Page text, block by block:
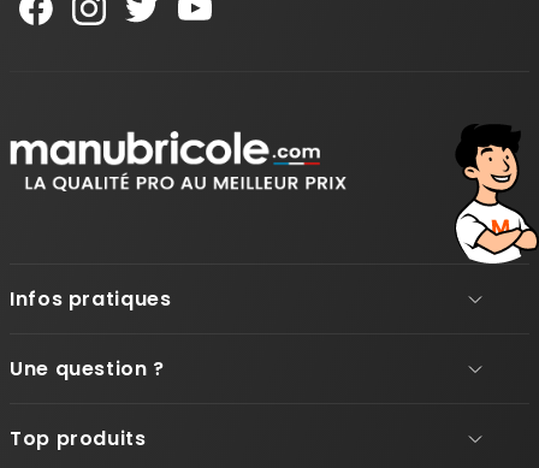
Infos pratiques
Une question ?
Top produits